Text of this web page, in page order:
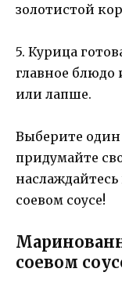
золотистой
5. Курица
главное блюдо
или лапше.
Выберите один
придумайте
соевом соусе!
соевом